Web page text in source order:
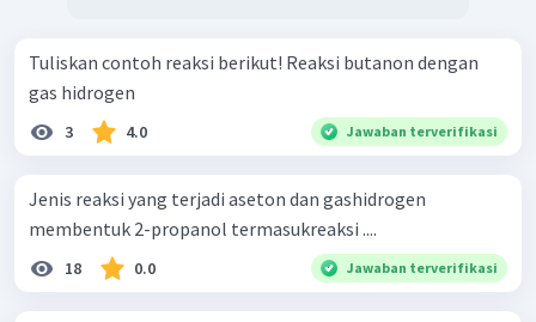
Tuliskan contoh reaksi berikut! Reaksi butanon dengan
gas hidrogen
3 4.0 Jawaban terverifikasi
Jenis reaksi yang terjadi aseton dan gashidrogen
membentuk 2-propanol termasukreaksi ....
18 0.0 Jawaban terverifikasi